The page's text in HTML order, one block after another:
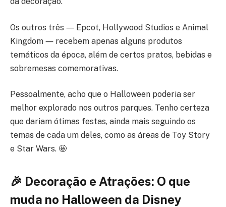
Os outros três ― Epcot, Hollywood Studios e Animal
Kingdom ― recebem apenas alguns produtos
temáticos da época, além de certos pratos, bebidas e
sobremesas comemorativas.
Pessoalmente, acho que o Halloween poderia ser
melhor explorado nos outros parques. Tenho certeza
que dariam ótimas festas, ainda mais seguindo os
temas de cada um deles, como as áreas de Toy Story
e Star Wars. 🤩
🎉 Decoração e Atrações: O que
muda no Halloween da Disney